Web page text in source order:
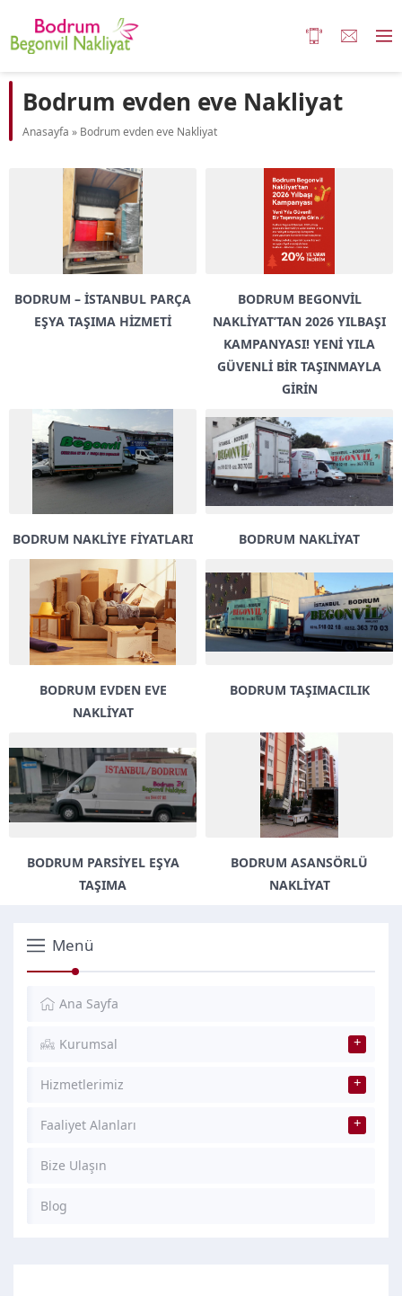
Bodrum evden eve Nakliyat
Anasayfa » Bodrum evden eve Nakliyat
BODRUM – İSTANBUL PARÇA
EŞYA TAŞIMA HIZMETI
BODRUM BEGONVIL
NAKLIYAT’TAN 2026 YILBAŞI
KAMPANYASI! YENI YILA
GÜVENLI BIR TAŞINMAYLA
GIRIN
BODRUM NAKLIYE FIYATLARI BODRUM NAKLIYAT
BODRUM EVDEN EVE
NAKLİYAT
BODRUM TAŞIMACILIK
BODRUM PARSIYEL EŞYA
TAŞIMA
BODRUM ASANSÖRLÜ
NAKLIYAT
Menü
Ana Sayfa
Kurumsal
Hizmetlerimiz
Faaliyet Alanları
Bize Ulaşın
Blog